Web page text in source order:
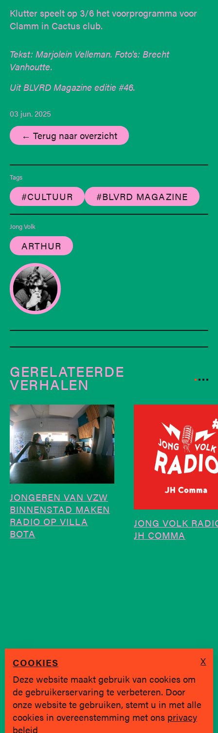
Klutter speelt op 3/6 het voorprogramma voor
Clamm in Cactus club.
Tekst: Marjolein Velleman. Foto's: Brecht
Vanhoutte.
Uit BLVRD Magazine editie #46.
03 jun. 2025
← Terug naar overzicht
Tags
#CULTUUR #BLVRD MAGAZINE
Jong Volk
ARTHUR
GERELATEERDE
VERHALEN
JONGEREN VAN VZW
BINNENSTAD MAKEN
RADIO OP VILLA
BOTA
JONG VOLK
JH COMMA
SINDS 2019 * BRUGGE
Privacy policy | hallo@jongvolk.be
COOKIES
Deze website maakt gebruik van cookies om
de gebruikerservaring te verbeteren. Door
onze website te gebruiken, stemt u in met alle
cookies in overeenstemming met ons privacy
beleid
X